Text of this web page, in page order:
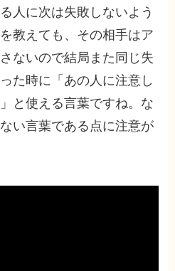
人に次は失敗しないよう
教えても、その相手はア
ないので結局また同じ失
た時に「あの人に注意し
と使える言葉ですね。な
い言葉である点に注意が